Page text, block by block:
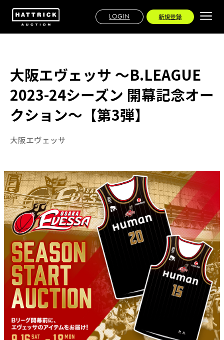
LOGIN 新規登録
大阪エヴェッサ ～B.LEAGUE
2023-24シーズン 開幕記念オー
クション～【第3弾】
大阪エヴェッサ